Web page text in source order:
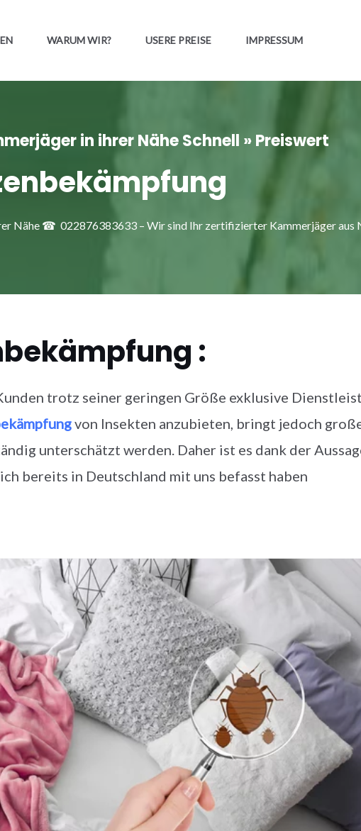
WARUM WIR? USERE PREISE IMPRESSUM
in ihrer Nähe Schnell » Preiswert
Nähe ☎ 022876383633 – Wir sind Ihr zertifizierter Kammerjäger aus
:
trotz seiner geringen Größe exklusive
von Insekten anzubieten, bringt jedoch
unterschätzt werden. Daher ist es dank der
bereits in Deutschland mit uns befasst haben